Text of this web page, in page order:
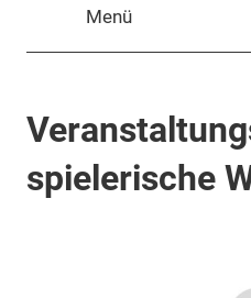
Menü
spielerische